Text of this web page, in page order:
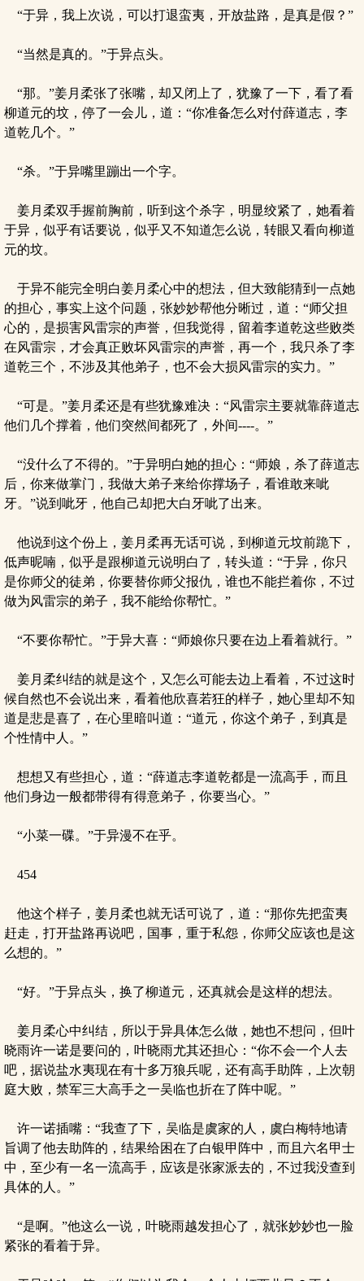
“于异，我上次说，可以打退蛮夷，开放盐路，是真是假？”
“当然是真的。”于异点头。
“那。”姜月柔张了张嘴，却又闭上了，犹豫了一下，看了看
柳道元的坟，停了一会儿，道：“你准备怎么对付薛道志，李
道乾几个。”
“杀。”于异嘴里蹦出一个字。
姜月柔双手握前胸前，听到这个杀字，明显绞紧了，她看着
于异，似乎有话要说，似乎又不知道怎么说，转眼又看向柳道
元的坟。
于异不能完全明白姜月柔心中的想法，但大致能猜到一点她
的担心，事实上这个问题，张妙妙帮他分晰过，道：“师父担
心的，是损害风雷宗的声誉，但我觉得，留着李道乾这些败类
在风雷宗，才会真正败坏风雷宗的声誉，再一个，我只杀了李
道乾三个，不涉及其他弟子，也不会大损风雷宗的实力。”
“可是。”姜月柔还是有些犹豫难决：“风雷宗主要就靠薛道志
他们几个撑着，他们突然间都死了，外间----。”
“没什么了不得的。”于异明白她的担心：“师娘，杀了薛道志
后，你来做掌门，我做大弟子来给你撑场子，看谁敢来呲
牙。”说到呲牙，他自己却把大白牙呲了出来。
他说到这个份上，姜月柔再无话可说，到柳道元坟前跪下，
低声昵喃，似乎是跟柳道元说明白了，转头道：“于异，你只
是你师父的徒弟，你要替你师父报仇，谁也不能拦着你，不过
做为风雷宗的弟子，我不能给你帮忙。”
“不要你帮忙。”于异大喜：“师娘你只要在边上看着就行。”
姜月柔纠结的就是这个，又怎么可能去边上看着，不过这时
候自然也不会说出来，看着他欣喜若狂的样子，她心里却不知
道是悲是喜了，在心里暗叫道：“道元，你这个弟子，到真是
个性情中人。”
想想又有些担心，道：“薛道志李道乾都是一流高手，而且
他们身边一般都带得有得意弟子，你要当心。”
“小菜一碟。”于异漫不在乎。
454
他这个样子，姜月柔也就无话可说了，道：“那你先把蛮夷
赶走，打开盐路再说吧，国事，重于私怨，你师父应该也是这
么想的。”
“好。”于异点头，换了柳道元，还真就会是这样的想法。
姜月柔心中纠结，所以于异具体怎么做，她也不想问，但叶
晓雨许一诺是要问的，叶晓雨尤其还担心：“你不会一个人去
吧，据说盐水夷现在有十多万狼兵呢，还有高手助阵，上次朝
庭大败，禁军三大高手之一吴临也折在了阵中呢。”
许一诺插嘴：“我查了下，吴临是虞家的人，虞白梅特地请
旨调了他去助阵的，结果给困在了白银甲阵中，而且六名甲士
中，至少有一名一流高手，应该是张家派去的，不过我没查到
具体的人。”
“是啊。”他这么一说，叶晓雨越发担心了，就张妙妙也一脸
紧张的看着于异。